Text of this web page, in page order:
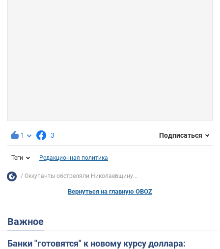
1 3 Подписаться
Теги Редакционная политика
Оккупанты обстреляли Николаевщину...
Вернуться на главную OBOZ
Важное
Банки "готовятся" к новому курсу доллара: